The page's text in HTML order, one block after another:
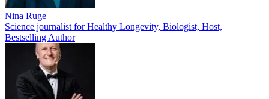
Nina Ruge
Science journalist for Healthy Longevity, Biologist, Host,
Bestselling Author